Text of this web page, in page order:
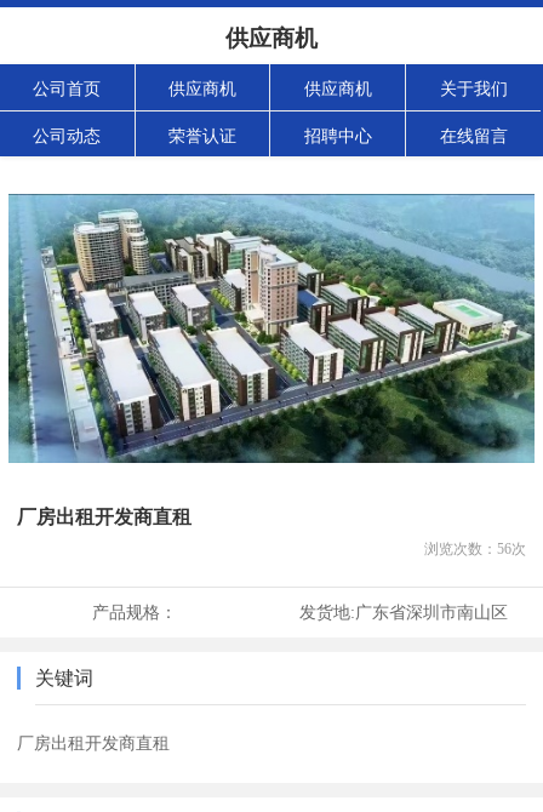
供应商机
公司首页 供应商机 供应商机 关于我们
公司动态 荣誉认证 招聘中心 在线留言
厂房出租开发商直租
浏览次数： 56次
产品规格： 发货地:广东省深圳市南山区
关键词
厂房出租开发商直租